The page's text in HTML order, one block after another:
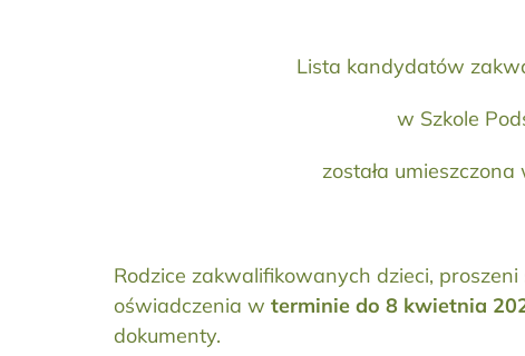
Lista kandydatów
w Szkole
została
Rodzice zakwalifikowanych dzieci,
oświadczenia w terminie do 8 kwietnia
dokumenty.